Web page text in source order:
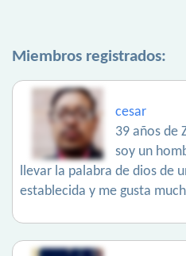
Miembros registrados:
cesar
39 años de
soy un
llevar la palabra de dios de
establecida y me gusta